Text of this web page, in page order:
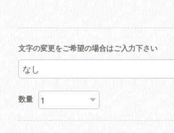
文字の変更をご希望の場合はご入力下さい
数量